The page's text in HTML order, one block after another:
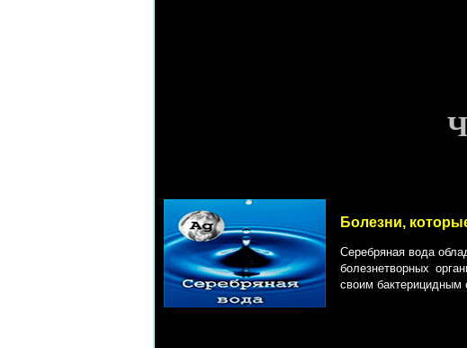
Болезни,
Серебряная вода
болезнетворных
своим бактерицидным